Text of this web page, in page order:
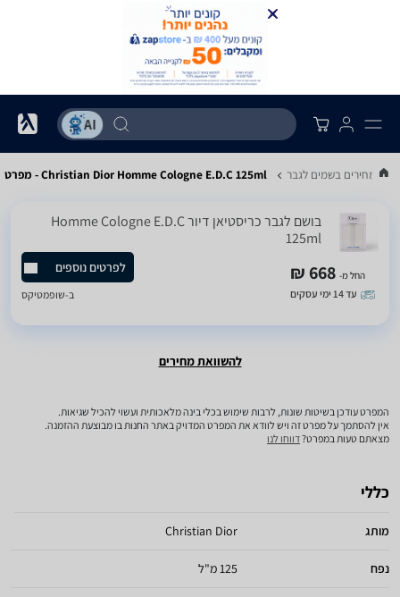
מחירים בשמים לגבר Christian Dior Homme Cologne E.D.C 125ml - מפרט
בושם לגבר כריסטיאן דיור Homme Cologne E.D.C
125ml
החל מ- 668 ₪
עד 14 ימי עסקים
לפרטים נוספים
ב-שופמטיקס
להשוואת מחירים
המפרט עודכן בשיטות שונות, לרבות שימוש בכלי בינה מלאכותית ועשוי להכיל שגיאות.
אין להסתמך על מפרט זה ויש לוודא את המפרט המדויק באתר החנות בו מבוצעת ההזמנה.
מצאתם טעות במפרט?דווחו לנו
כללי
מותג Christian Dior
נפח 125 מ"ל